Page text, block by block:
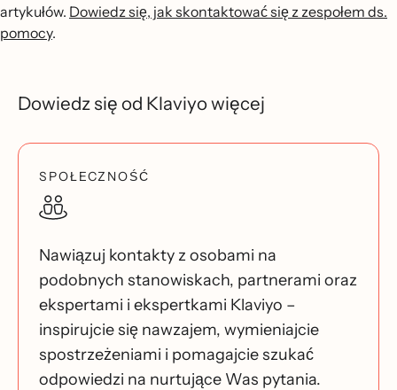
artykułów. Dowiedz się, jak skontaktować się z zespołem ds.
pomocy.
Dowiedz się od Klaviyo więcej
SPOŁECZNOŚĆ
Nawiązuj kontakty z osobami na
podobnych stanowiskach, partnerami oraz
ekspertami i ekspertkami Klaviyo –
inspirujcie się nawzajem, wymieniajcie
spostrzeżeniami i pomagajcie szukać
odpowiedzi na nurtujące Was pytania.